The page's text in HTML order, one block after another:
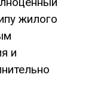
жилого
и